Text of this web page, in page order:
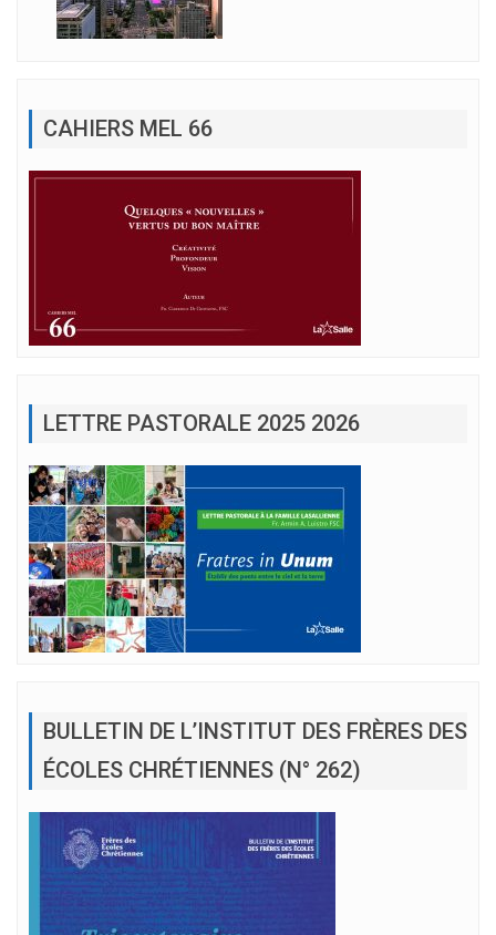
CAHIERS MEL 66
LETTRE PASTORALE 2025 2026
BULLETIN DE L’INSTITUT DES FRÈRES DES
ÉCOLES CHRÉTIENNES (N° 262)